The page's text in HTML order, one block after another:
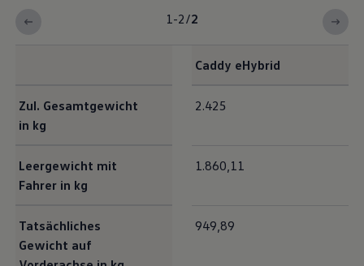
1-2/2
Caddy eHybrid
Zul. Gesamtgewicht
in kg
2.425
Leergewicht mit
Fahrer in kg
1.860,11
Tatsächliches
Gewicht auf
949,89